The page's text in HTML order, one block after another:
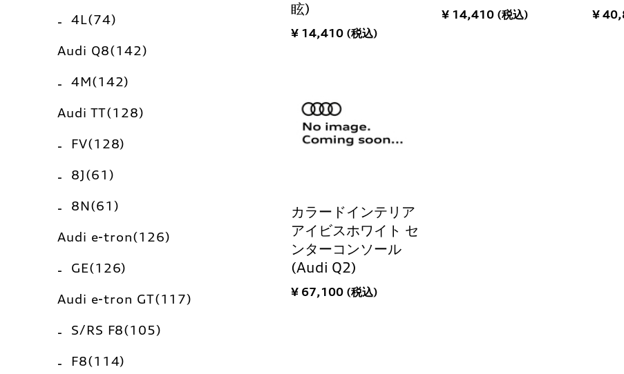
4L(74)
Audi Q8(142)
4M(142)
Audi TT(128)
FV(128)
8J(61)
8N(61)
Audi e-tron(126)
GE(126)
Audi e-tron GT(117)
S/RS F8(105)
F8(114)
眩)
¥ 14,410 (税込)
¥ 14,410 (税込) ¥
カラードインテリア
アイビスホワイト セ
ンターコンソール
(Audi Q2)
¥ 67,100 (税込)